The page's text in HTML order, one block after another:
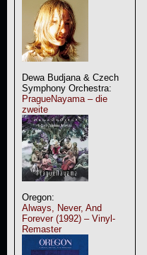
Dewa Budjana & Czech
Symphony Orchestra:
PragueNayama – die
zweite
Oregon:
Always, Never, And
Forever (1992) – Vinyl-
Remaster